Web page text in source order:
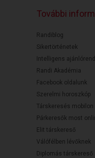
További
Randiblog
Sikertörténetek
Intelligens
Randi Akadémia
Facebook oldalunk
Szerelmi horoszkóp
Társkeresés mobilon
Párkeresők most
Elit társkereső
Válófélben lévőknek
Diplomás társkereső